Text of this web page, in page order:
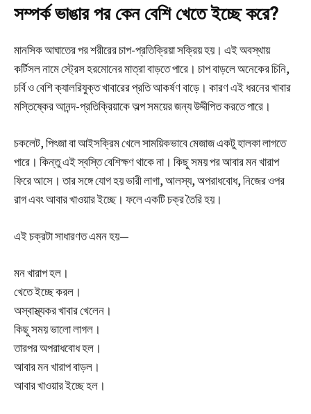
সম্পর্ক ভাঙার পর কেন বেশি খেতে ইচ্ছে করে?
মানসিক আঘাতের পর শরীরের চাপ-প্রতিক্রিয়া সক্রিয় হয়। এই অবস্থায়
কর্টিসল নামে স্ট্রেস হরমোনের মাত্রা বাড়তে পারে। চাপ বাড়লে অনেকের চিনি,
চর্বি ও বেশি ক্যালরিযুক্ত খাবারের প্রতি আকর্ষণ বাড়ে। কারণ এই ধরনের খাবার
মস্তিষ্কের আনন্দ-প্রতিক্রিয়াকে অল্প সময়ের জন্য উদ্দীপিত করতে পারে।
চকলেট, পিৎজা বা আইসক্রিম খেলে সাময়িকভাবে মেজাজ একটু হালকা লাগতে
পারে। কিন্তু এই স্বস্তি বেশিক্ষণ থাকে না। কিছু সময় পর আবার মন খারাপ
ফিরে আসে। তার সঙ্গে যোগ হয় ভারী লাগা, আলস্য, অপরাধবোধ, নিজের ওপর
রাগ এবং আবার খাওয়ার ইচ্ছে। ফলে একটি চক্র তৈরি হয়।
এই চক্রটা সাধারণত এমন হয়—
মন খারাপ হল।
খেতে ইচ্ছে করল।
অস্বাস্থ্যকর খাবার খেলেন।
কিছু সময় ভালো লাগল।
তারপর অপরাধবোধ হল।
আবার মন খারাপ বাড়ল।
আবার খাওয়ার ইচ্ছে হল।